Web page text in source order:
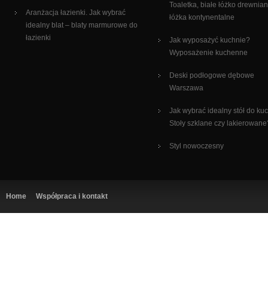
Aranżacja łazienki. Jak wybrać
idealny blat – blaty marmurowe do
łazienki
Toaletka, białe łóżko
łóżka kontynentalne
Jak wyposażyć kuchnie?
Wyposażenie kuchenne
Deski podłogowe dębowe
Warszawa
Jak wybrać idealny stół do
Stoły szklane czy
Styl nowoczesny
Home Współpraca i kontakt